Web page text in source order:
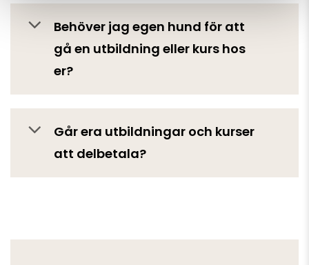
Behöver jag egen hund för att
gå en utbildning eller kurs hos
er?
Går era utbildningar och kurser
att delbetala?